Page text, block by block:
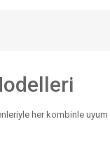
her kombinle